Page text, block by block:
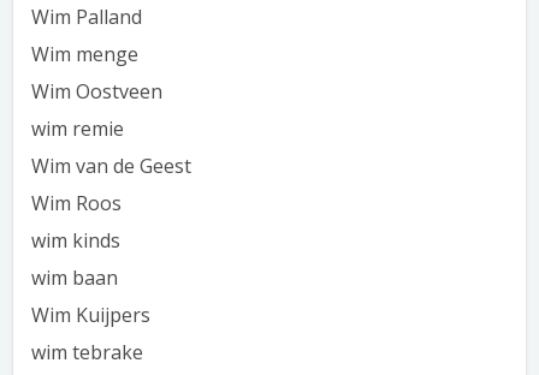
Wim Palland
Wim menge
Wim Oostveen
wim remie
Wim van de Geest
Wim Roos
wim kinds
wim baan
Wim Kuijpers
wim tebrake